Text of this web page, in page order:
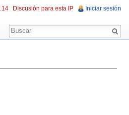
Discusión para esta IP Iniciar sesión